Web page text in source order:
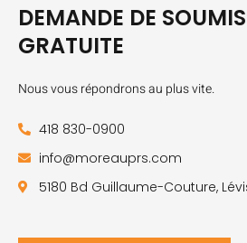
DEMANDE DE
GRATUITE
Nous vous répondrons au plus vite.
418 830-0900
info@moreauprs.com
5180 Bd Guillaume-Couture,